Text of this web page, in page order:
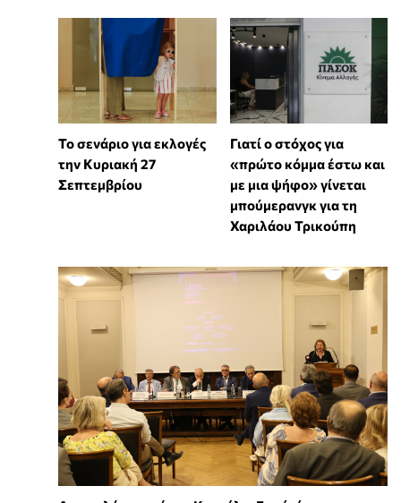
Το σενάριο για εκλογές
την Κυριακή 27
Σεπτεμβρίου
Γιατί ο στόχος για
«πρώτο κόμμα έστω και
με μια ψήφο» γίνεται
μπούμερανγκ για τη
Χαριλάου Τρικούπη